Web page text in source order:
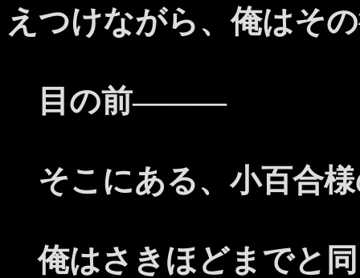
えつけながら、俺はそ
目の前―――
そこにある、小百合
俺はさきほどまでと